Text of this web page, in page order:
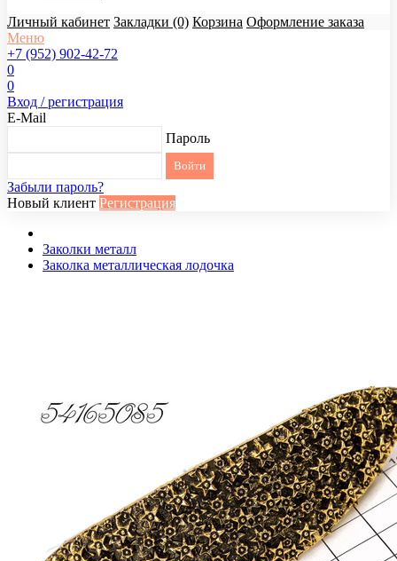
Личный кабинет Закладки (0) Корзина Оформление заказа
Меню
+7 (952) 902-42-72
0
0
Вход / регистрация
E-Mail
Пароль
Забыли пароль?
Новый клиент Регистрация
Заколки металл
Заколка металлическая лодочка